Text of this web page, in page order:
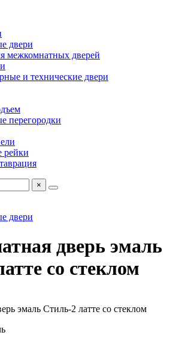
двери
межкомнатных дверей
и технические двери
перегородки
рейки
×
двери
дверь эмаль
со стеклом